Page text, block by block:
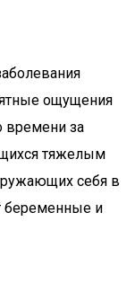
ощущения
времени за
тяжелым
себя в
беременные и